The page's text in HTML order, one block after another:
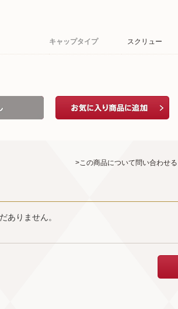
キャップタイプ スクリュー
>この商品について問い合わせる
ありません。